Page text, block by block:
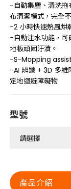
-自動集塵、清洗拖
布清潔模式，完全
-2 小時快速熱風烘
-自動注水功能，可
地板頑固汙漬。
-S-Mopping
-AI 辨識 + 3D 多維
定地迴避障礙物
型號
產品介紹